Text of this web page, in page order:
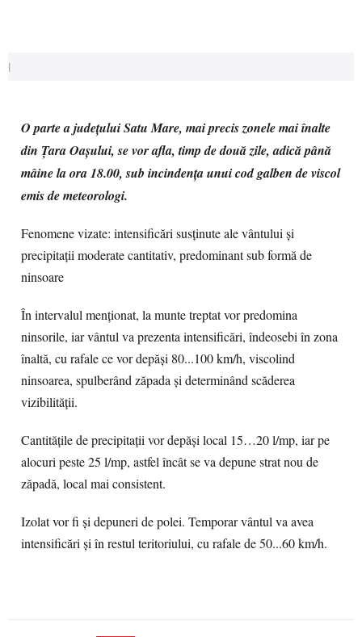
|
O parte a județului Satu Mare, mai precis zonele mai înalte
din Țara Oașului, se vor afla, timp de două zile, adică până
mâine la ora 18.00, sub incindența unui cod galben de viscol
emis de meteorologi.
Fenomene vizate: intensificări susținute ale vântului și
precipitații moderate cantitativ, predominant sub formă de
ninsoare
În intervalul menționat, la munte treptat vor predomina
ninsorile, iar vântul va prezenta intensificări, îndeosebi în zona
înaltă, cu rafale ce vor depăși 80...100 km/h, viscolind
ninsoarea, spulberând zăpada și determinând scăderea
vizibilității.
Cantitățile de precipitații vor depăși local 15…20 l/mp, iar pe
alocuri peste 25 l/mp, astfel încât se va depune strat nou de
zăpadă, local mai consistent.
Izolat vor fi și depuneri de polei. Temporar vântul va avea
intensificări și în restul teritoriului, cu rafale de 50...60 km/h.